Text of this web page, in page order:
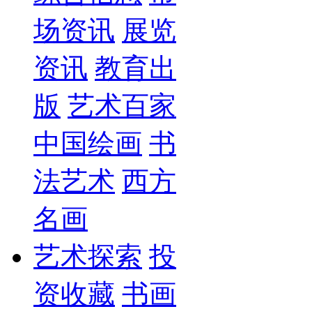
场资讯 展览
资讯 教育出
版 艺术百家
中国绘画 书
法艺术 西方
名画
艺术探索 投
资收藏 书画